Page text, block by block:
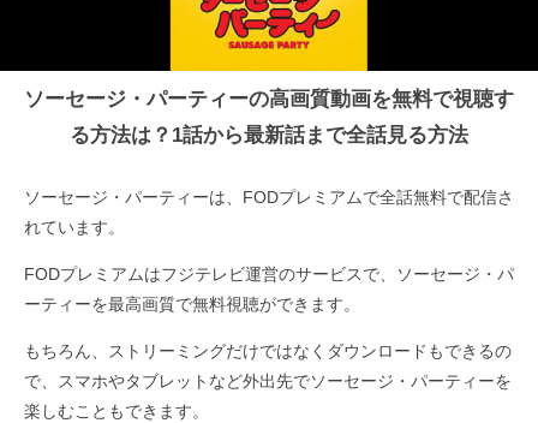
ソーセージ・パーティーの高画質動画を無料で視聴す
る方法は？1話から最新話まで全話見る方法
ソーセージ・パーティーは、FODプレミアムで全話無料で配信さ
れています。
FODプレミアムはフジテレビ運営のサービスで、ソーセージ・パ
ーティーを最高画質で無料視聴ができます。
もちろん、ストリーミングだけではなくダウンロードもできるの
で、スマホやタブレットなど外出先でソーセージ・パーティーを
楽しむこともできます。